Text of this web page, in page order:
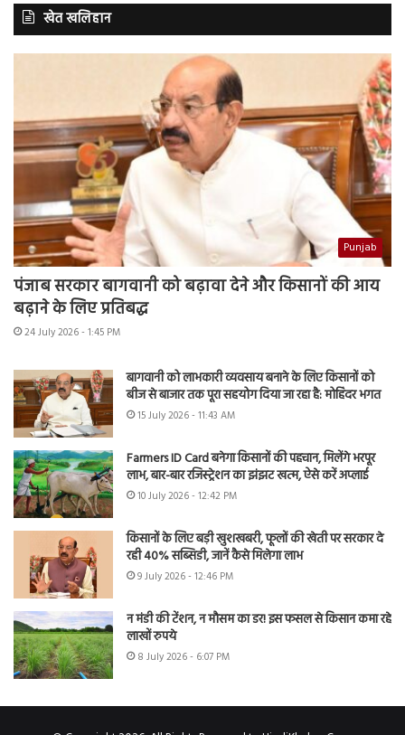
खेत खलिहान
Punjab
पंजाब सरकार बागवानी को बढ़ावा देने और किसानों की आय
बढ़ाने के लिए प्रतिबद्ध
24 July 2026 - 1:45 PM
बागवानी को लाभकारी व्यवसाय बनाने के लिए किसानों को
बीज से बाजार तक पूरा सहयोग दिया जा रहा है: मोहिंदर भगत
15 July 2026 - 11:43 AM
Farmers ID Card बनेगा किसानों की पहचान, मिलेंगे भरपूर
लाभ, बार-बार रजिस्ट्रेशन का झंझट खत्म, ऐसे करें अप्लाई
10 July 2026 - 12:42 PM
किसानों के लिए बड़ी खुशखबरी, फूलों की खेती पर सरकार दे
रही 40% सब्सिडी, जानें कैसे मिलेगा लाभ
9 July 2026 - 12:46 PM
न मंडी की टेंशन, न मौसम का डर! इस फसल से किसान कमा रहे
लाखों रुपये
8 July 2026 - 6:07 PM